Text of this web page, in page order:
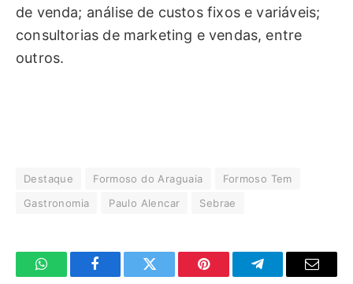
de venda; análise de custos fixos e variáveis;
consultorias de marketing e vendas, entre
outros.
Destaque Formoso do Araguaia
Formoso Tem
Gastronomia
Paulo Alencar Sebrae
WhatsAppFacebookTwitter Pinterest TelegramaE-